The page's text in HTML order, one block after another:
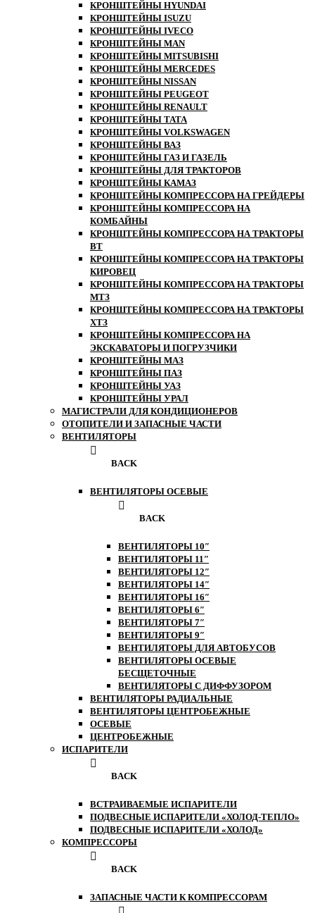
КРОНШТЕЙНЫ HYUNDAI
КРОНШТЕЙНЫ ISUZU
КРОНШТЕЙНЫ IVECO
КРОНШТЕЙНЫ MAN
КРОНШТЕЙНЫ MITSUBISHI
КРОНШТЕЙНЫ MЕRCEDES
КРОНШТЕЙНЫ NISSAN
КРОНШТЕЙНЫ PEUGEOT
КРОНШТЕЙНЫ RENAULT
КРОНШТЕЙНЫ TATA
КРОНШТЕЙНЫ VOLKSWAGEN
КРОНШТЕЙНЫ ВАЗ
КРОНШТЕЙНЫ ГАЗ И ГАЗЕЛЬ
КРОНШТЕЙНЫ ДЛЯ ТРАКТОРОВ
КРОНШТЕЙНЫ КАМАЗ
КРОНШТЕЙНЫ КОМПРЕССОРА НА ГРЕЙДЕРЫ
КРОНШТЕЙНЫ КОМПРЕССОРА НА
КОМБАЙНЫ
КРОНШТЕЙНЫ КОМПРЕССОРА НА ТРАКТОРЫ
ВТ
КРОНШТЕЙНЫ КОМПРЕССОРА НА ТРАКТОРЫ
КИРОВЕЦ
КРОНШТЕЙНЫ КОМПРЕССОРА НА ТРАКТОРЫ
МТЗ
КРОНШТЕЙНЫ КОМПРЕССОРА НА ТРАКТОРЫ
ХТЗ
КРОНШТЕЙНЫ КОМПРЕССОРА НА
ЭКСКАВАТОРЫ И ПОГРУЗЧИКИ
КРОНШТЕЙНЫ МАЗ
КРОНШТЕЙНЫ ПАЗ
КРОНШТЕЙНЫ УАЗ
КРОНШТЕЙНЫ УРАЛ
МАГИСТРАЛИ ДЛЯ КОНДИЦИОНЕРОВ
ОТОПИТЕЛИ И ЗАПАСНЫЕ ЧАСТИ
ВЕНТИЛЯТОРЫ
BACK
ВЕНТИЛЯТОРЫ ОСЕВЫЕ
BACK
ВЕНТИЛЯТОРЫ 10″
ВЕНТИЛЯТОРЫ 11″
ВЕНТИЛЯТОРЫ 12″
ВЕНТИЛЯТОРЫ 14″
ВЕНТИЛЯТОРЫ 16″
ВЕНТИЛЯТОРЫ 6″
ВЕНТИЛЯТОРЫ 7″
ВЕНТИЛЯТОРЫ 9″
ВЕНТИЛЯТОРЫ ДЛЯ АВТОБУСОВ
ВЕНТИЛЯТОРЫ ОСЕВЫЕ
БЕСЩЕТОЧНЫЕ
ВЕНТИЛЯТОРЫ С ДИФФУЗОРОМ
ВЕНТИЛЯТОРЫ РАДИАЛЬНЫЕ
ВЕНТИЛЯТОРЫ ЦЕНТРОБЕЖНЫЕ
ОСЕВЫЕ
ЦЕНТРОБЕЖНЫЕ
ИСПАРИТЕЛИ
BACK
ВСТРАИВАЕМЫЕ ИСПАРИТЕЛИ
ПОДВЕСНЫЕ ИСПАРИТЕЛИ «ХОЛОД-ТЕПЛО»
ПОДВЕСНЫЕ ИСПАРИТЕЛИ «ХОЛОД»
КОМПРЕССОРЫ
BACK
ЗАПАСНЫЕ ЧАСТИ К КОМПРЕССОРАМ